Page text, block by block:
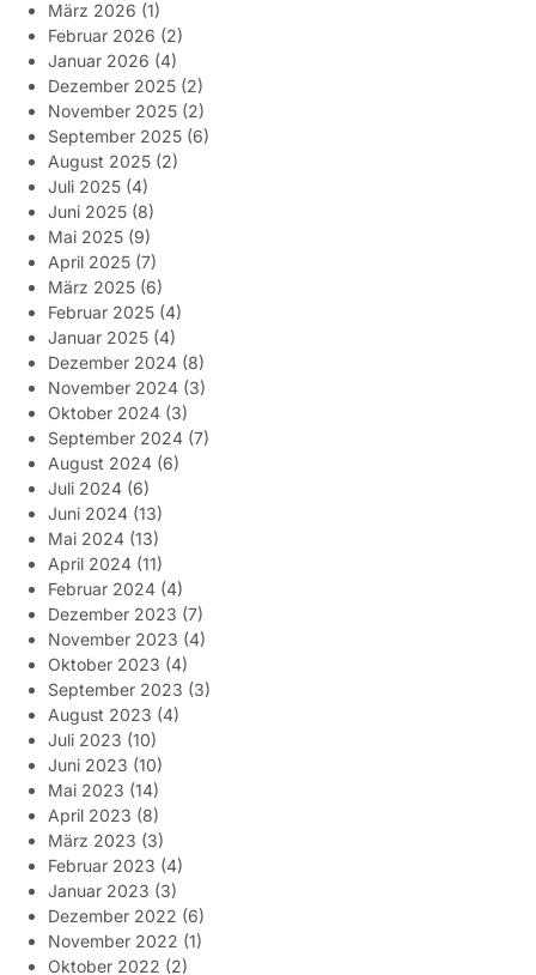
März 2026 (1)
Februar 2026 (2)
Januar 2026 (4)
Dezember 2025 (2)
November 2025 (2)
September 2025 (6)
August 2025 (2)
Juli 2025 (4)
Juni 2025 (8)
Mai 2025 (9)
April 2025 (7)
März 2025 (6)
Februar 2025 (4)
Januar 2025 (4)
Dezember 2024 (8)
November 2024 (3)
Oktober 2024 (3)
September 2024 (7)
August 2024 (6)
Juli 2024 (6)
Juni 2024 (13)
Mai 2024 (13)
April 2024 (11)
Februar 2024 (4)
Dezember 2023 (7)
November 2023 (4)
Oktober 2023 (4)
September 2023 (3)
August 2023 (4)
Juli 2023 (10)
Juni 2023 (10)
Mai 2023 (14)
April 2023 (8)
März 2023 (3)
Februar 2023 (4)
Januar 2023 (3)
Dezember 2022 (6)
November 2022 (1)
Oktober 2022 (2)